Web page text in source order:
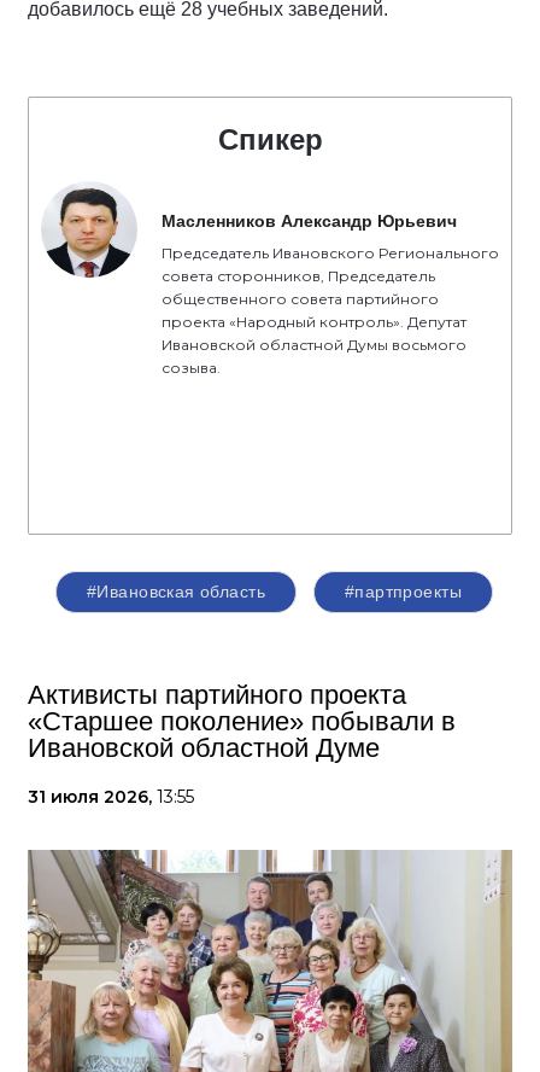
добавилось ещё 28 учебных заведений.
Спикер
Масленников Александр Юрьевич
Председатель Ивановского Регионального
совета сторонников, Председатель
общественного совета партийного
проекта «Народный контроль». Депутат
Ивановской областной Думы восьмого
созыва.
#Ивановская область #партпроекты
Активисты партийного проекта
«Старшее поколение» побывали в
Ивановской областной Думе
31 июля 2026, 13:55